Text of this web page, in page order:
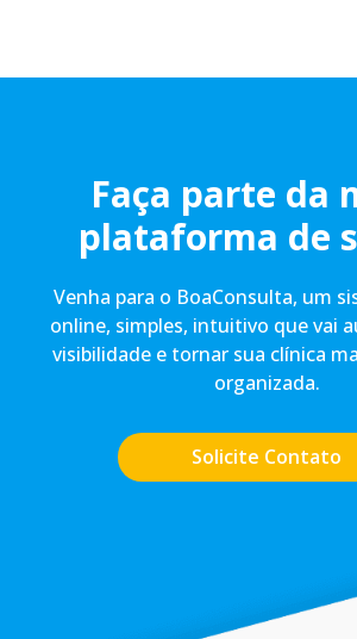
Faça parte da
plataforma de
Venha para o BoaConsulta, um
online, simples, intuitivo que vai
visibilidade e tornar sua clínica
organizada.
Solicite Contato